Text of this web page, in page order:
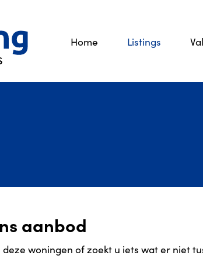
Home Listings
aanbod
woningen of zoekt u iets wat er niet